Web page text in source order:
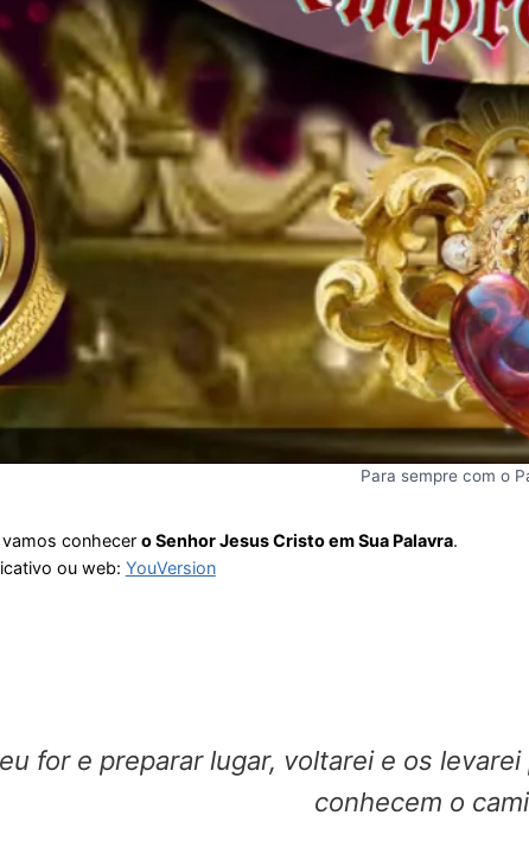
Para sempre com o
conhecer o Senhor Jesus Cristo em Sua Palavra.
ou web: YouVersion
for e preparar lugar, voltarei e os
conhecem o